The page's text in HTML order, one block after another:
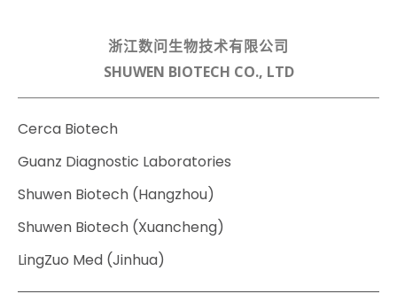
浙江数问生物技术有限公司
SHUWEN BIOTECH CO., LTD
Cerca Biotech
Guanz Diagnostic Laboratories
Shuwen Biotech (Hangzhou)
Shuwen Biotech (Xuancheng)
LingZuo Med (Jinhua)